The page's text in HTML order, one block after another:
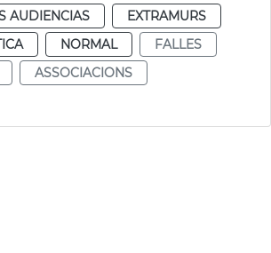
AUDIENCIAS
EXTRAMURS
NORMAL
FALLES
ASSOCIACIONS